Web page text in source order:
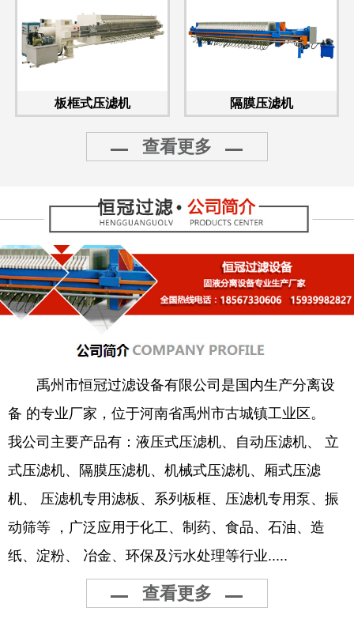
板框式压滤机 隔膜压滤机
查看更多
禹州市恒冠过滤设备有限公司是国内生产分离设
备 的专业厂家，位于河南省禹州市古城镇工业区。
我公司主要产品有：液压式压滤机、自动压滤机、 立
式压滤机、隔膜压滤机、机械式压滤机、厢式压滤
机、 压滤机专用滤板、系列板框、压滤机专用泵、振
动筛等 ，广泛应用于化工、制药、食品、石油、造
纸、淀粉、 冶金、环保及污水处理等行业.....
查看更多